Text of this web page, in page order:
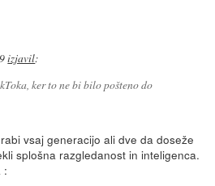
izjavil:
ker to ne bi bilo pošteno do
vsaj generacijo ali dve da doseže
splošna razgledanost in inteligenca.
: